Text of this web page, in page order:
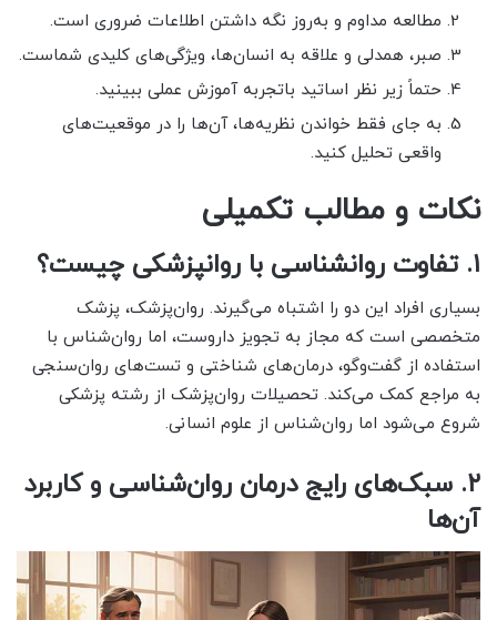
مطالعه مداوم و به‌روز نگه داشتن اطلاعات ضروری است.
صبر، همدلی و علاقه به انسان‌ها، ویژگی‌های کلیدی شماست.
حتماً زیر نظر اساتید باتجربه آموزش عملی ببینید.
به جای فقط خواندن نظریه‌ها، آن‌ها را در موقعیت‌های
واقعی تحلیل کنید.
نکات و مطالب تکمیلی
۱. تفاوت روانشناسی با روانپزشکی چیست؟
بسیاری افراد این دو را اشتباه می‌گیرند. روان‌پزشک، پزشک
متخصصی است که مجاز به تجویز داروست، اما روان‌شناس با
استفاده از گفت‌وگو، درمان‌های شناختی و تست‌های روان‌سنجی
به مراجع کمک می‌کند. تحصیلات روان‌پزشک از رشته پزشکی
شروع می‌شود اما روان‌شناس از علوم انسانی.
۲. سبک‌های رایج درمان روان‌شناسی و کاربرد
آن‌ها